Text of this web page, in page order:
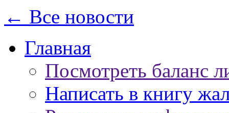
← Все новости
Главная
Посмотреть баланс
Написать в книгу